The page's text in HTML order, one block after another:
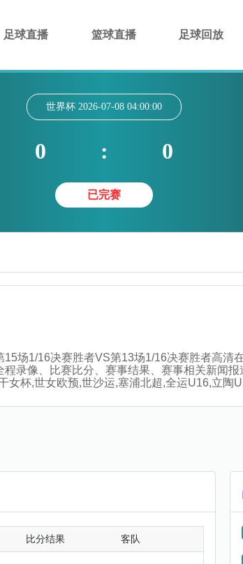
足球直播 篮球直播 足球回放
世界杯 2026-07-08 04:00:00
0 : 0
已完赛
场1/16决赛胜者VS第13场1/16决赛胜者高清
录像、比赛比分、赛事结果、赛事相关新闻
杯,世女欧预,世沙运,塞浦北超,全运U16,立陶
比分结果 客队